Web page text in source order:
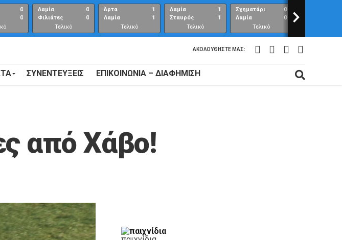
0
0
Λαμία
Φιλιάτες
0
0
Τελικό
Αποτέλεσμα
Άρτα
Λαμία
1
1
Τελικό
αποτέλεσμα
Λαμία
Σταυρός
1
1
Τελικό
αποτέλεσμα
Σχηματάρι
Λαμία
0
0
Τελικό
αποτέλεσμα
>
ΑΚΟΛΟΥΘΉΣΤΕ ΜΑΣ:
ΣΥΝΕΝΤΕΎΞΕΙΣ ΕΠΙΚΟΙΝΩΝΊΑ – ΔΙΑΦΉΜΙΣΗ
από Χάβο!